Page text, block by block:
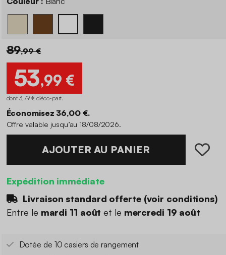
89,99 €
53,99 €
dont 3,79 € d'éco-part.
Économisez 36,00 €.
Offre valable jusqu’au 18/08/2026.
AJOUTER AU PANIER
Expédition immédiate
Livraison standard offerte (voir conditions)
Entre le mardi 11 août et le mercredi 19 août
Dotée de 10 casiers de rangement